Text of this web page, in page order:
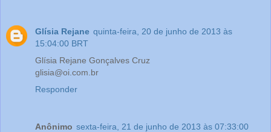
Glísia Rejane quinta-feira, 20 de junho de 2013 às
15:04:00 BRT
Glísia Rejane Gonçalves Cruz
glisia@oi.com.br
Responder
Anônimo sexta-feira, 21 de junho de 2013 às 07:33:00